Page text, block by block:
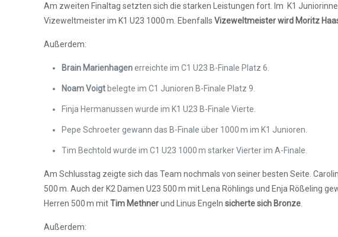
Am zweiten Finaltag setzten sich die starken Leistungen fort. Im K1
Vizeweltmeister im K1 U23 1000 m . EbenfallsVizeweltmeister wird Moritz
Außerdem:
Brain Marienhagenerreichte im C1 U23 B-Finale Platz 6.
Noam Voigt belegte im C1 Junioren B-Finale Platz 9.
Finja Hermanussen wurde im K1 U23 B-Finale Vierte.
Pepe Schroeter gewann das B-Finale über 1000 m im K1 Junioren.
Tim Bechtold wurde im C1 U23 1000 m starker Vierter im A-Finale.
Am Schlusstag zeigte sich das Team nochmals von seiner besten Seite.
500 m. Auch der K2 Damen U23 500 m mit Lena Röhlings und Enja Rößeling
Herren 500 m mitTim Methnerund Linus Engelnsicherte sich Bronze
Außerdem: